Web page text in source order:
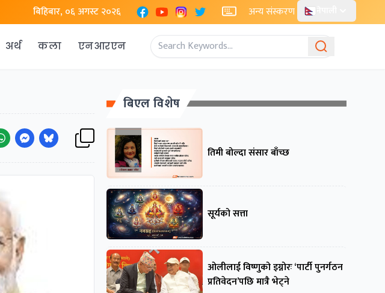
बिहिबार, ०६ अगस्ट २०२६ FacebookYouTubeInstagram
X अन्य संस्करण
अर्थ कला एनआरएन
बिएल विशेष
तिमी बोल्दा संसार बाँच्छ
सूर्यको सत्ता
ओलीलाई विष्णुको इग्नोरः ‘पार्टी पुनर्गठन
प्रतिवेदन’पछि मात्रै भेट्ने